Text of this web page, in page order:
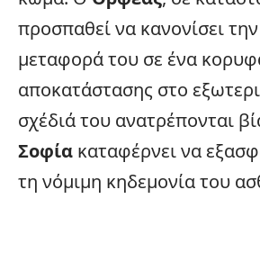
προσπαθεί να κανονίσει
μεταφορά του σε ένα
αποκατάστασης στο
σχέδιά του ανατρέπονται
Σοφία καταφέρνει να
τη νόμιμη κηδεμονία του